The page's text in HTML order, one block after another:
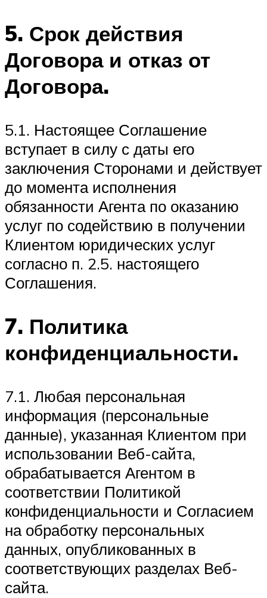
5. Срок действия
Договора и отказ от
Договора.
5.1. Настоящее Соглашение
вступает в силу с даты его
заключения Сторонами и действует
до момента исполнения
обязанности Агента по оказанию
услуг по содействию в получении
Клиентом юридических услуг
согласно п. 2.5. настоящего
Соглашения.
7. Политика
конфиденциальности.
7.1. Любая персональная
информация (персональные
данные), указанная Клиентом при
использовании Веб-сайта,
обрабатывается Агентом в
соответствии Политикой
конфиденциальности и Согласием
на обработку персональных
данных, опубликованных в
соответствующих разделах Веб-
сайта.